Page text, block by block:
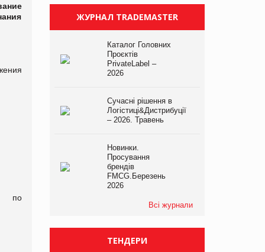
по
ЖУРНАЛ TRADEMASTER
Каталог Головних
Проєктів
PrivateLabel –
2026
Сучасні рішення в
Логістиці&Дистрибуції
– 2026. Травень
Новинки.
Просування
брендів
FMCG.Березень
2026
Всі журнали
ТЕНДЕРИ